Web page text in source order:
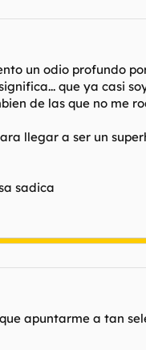
un odio profundo
que ya casi
de las que no me
llegar a ser un
sadica
apuntarme a tan